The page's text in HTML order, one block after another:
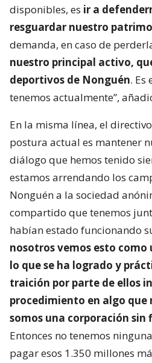
disponibles, es ir a
resguardar nuestro
demanda, en caso de
nuestro principal activo,
deportivos de Nonguén. Es
tenemos actualmente”,
En la misma línea, el
postura actual es mantener
diálogo que hemos tenido
estamos arrendando los
Nonguén a la sociedad
compartido que tenemos
habían estado funcionando
nosotros vemos esto
lo que se ha logrado y
traición por parte de ellos
procedimiento en algo que
somos una corporación sin
Entonces no tenemos
pagar esos 1.350 millones